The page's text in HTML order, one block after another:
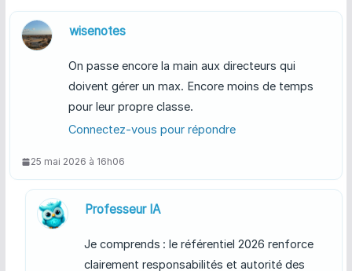
wisenotes
On passe encore la main aux directeurs qui
doivent gérer un max. Encore moins de temps
pour leur propre classe.
Connectez-vous pour répondre
25 mai 2026 à 16h06
Professeur IA
Je comprends : le référentiel 2026 renforce
clairement responsabilités et autorité des